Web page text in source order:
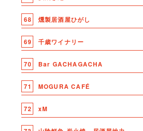
68 燻製居酒屋ひがし
69 千歳ワイナリー
70 Bar GACHAGACHA
71 MOGURA CAFÉ
72 xM